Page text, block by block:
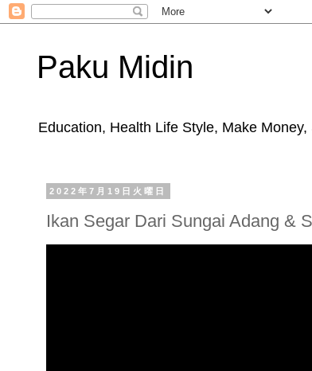
Paku Midin
Education, Health Life Style, Make
2022年7月19日火曜日
Ikan Segar Dari Sungai Adang &